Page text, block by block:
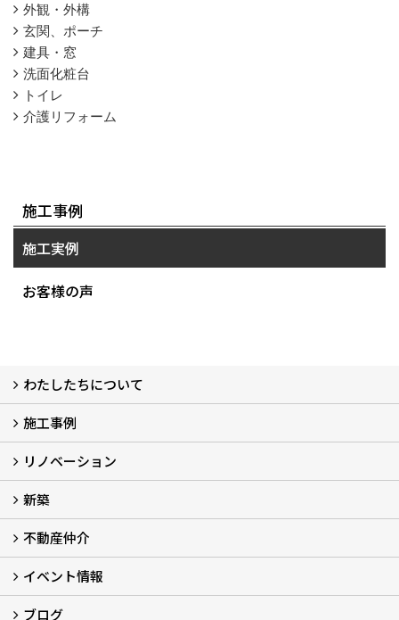
外観・外構
玄関、ポーチ
建具・窓
洗面化粧台
トイレ
介護リフォーム
施工事例
施工実例
お客様の声
わたしたちについて
わたしたちについて…
会社概要
スタッフ紹介
アフターサポート
自社大工のつくる家
ショールーム
施工事例
施工実例
お客様の声
リノベーション
再生良家の家づくり (2)
戸建住宅リノベーション
リフォーム
住まいの補助金2026 (7)
新築
LaLaCASAの家
家づくりの流れ
新築モデルハウスモニター募集
不動産仲介
不動産仲介
中古物件リノベーションの流れ
不動産情報
イベント情報
イベント予告
イベント報告
ブログ